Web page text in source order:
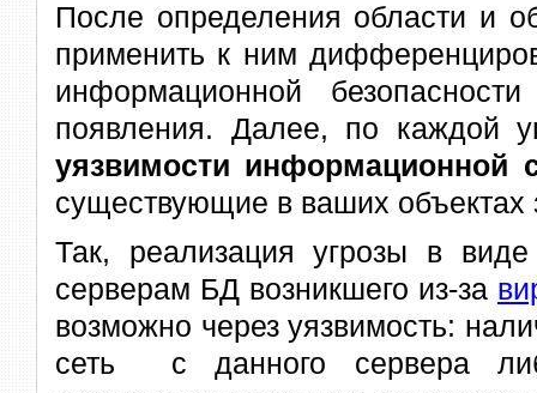
После определения области и
применить к ним
информационной
появления. Далее, по каждой
уязвимости информационной
существующие в ваших объектах
Так, реализация угрозы в
серверам БД возникшего из-за
возможно через уязвимость:
сеть с данного сервера